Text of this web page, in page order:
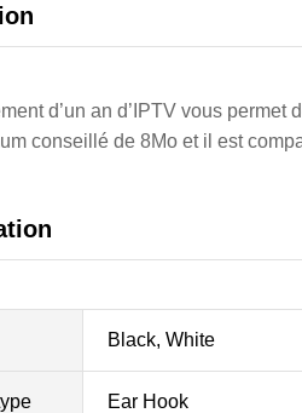
d’un an d’IPTV vous
conseillé de 8Mo et il est
Black, White
Ear Hook